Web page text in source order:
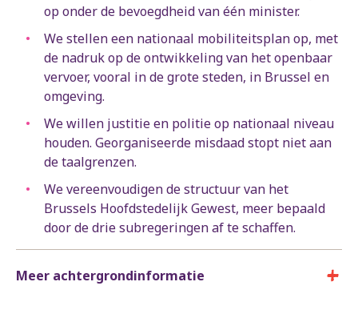
op onder de bevoegdheid van één minister.
We stellen een nationaal mobiliteitsplan op, met
de nadruk op de ontwikkeling van het openbaar
vervoer, vooral in de grote steden, in Brussel en
omgeving.
We willen justitie en politie op nationaal niveau
houden. Georganiseerde misdaad stopt niet aan
de taalgrenzen.
We vereenvoudigen de structuur van het
Brussels Hoofdstedelijk Gewest, meer bepaald
door de drie subregeringen af te schaffen.
Meer achtergrondinformatie